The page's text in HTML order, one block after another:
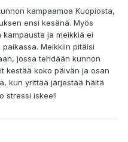
kampaamoa Kuopiosta,
ensi kesänä. Myös
ja meikkiä ei
Meikkiin pitäisi
jossa tehdään kunnon
kestää koko päivän ja osan
kun yrittää järjestää häitä
stressi iskee!!